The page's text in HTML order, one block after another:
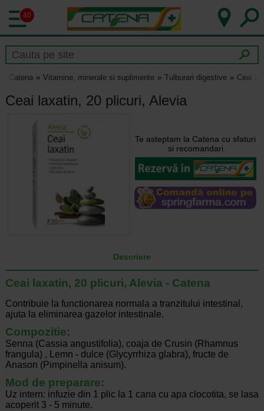
40
Catena Vitamine, minerale si suplimente Tulburari digestive Ceai
Ceai laxatin, 20 plicuri, Alevia
Te asteptam la Catena cu sfaturi
si recomandari
Descriere
Ceai laxatin, 20 plicuri, Alevia - Catena
Contribuie la functionarea normala a tranzitului intestinal,
ajuta la eliminarea gazelor intestinale.
Compozitie:
Senna (Cassia angustifolia), coaja de Crusin (Rhamnus
frangula) , Lemn - dulce (Glycyrrhiza glabra), fructe de
Anason (Pimpinella anisum).
Mod de preparare:
Uz intern: infuzie din 1 plic la 1 cana cu apa clocotita, se lasa
acoperit 3 - 5 minute.